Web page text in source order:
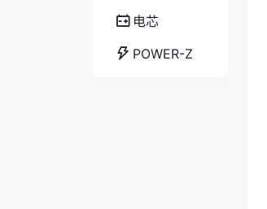
电芯
POWER-Z